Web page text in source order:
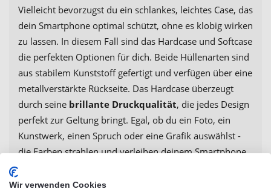
Vielleicht bevorzugst du ein schlankes, leichtes Case, das
dein Smartphone optimal schützt, ohne es klobig wirken
zu lassen. In diesem Fall sind das Hardcase und Softcase
die perfekten Optionen für dich. Beide Hüllenarten sind
aus stabilem Kunststoff gefertigt und verfügen über eine
metallverstärkte Rückseite. Das Hardcase überzeugt
durch seine brillante Druckqualität, die jedes Design
perfekt zur Geltung bringt. Egal, ob du ein Foto, ein
Kunstwerk, einen Spruch oder eine Grafik auswählst -
die Farben strahlen und verleihen deinem Smartphone
Softcase hingegen bietet die gleiche Druck-Qualität,
Wir verwenden Cookies